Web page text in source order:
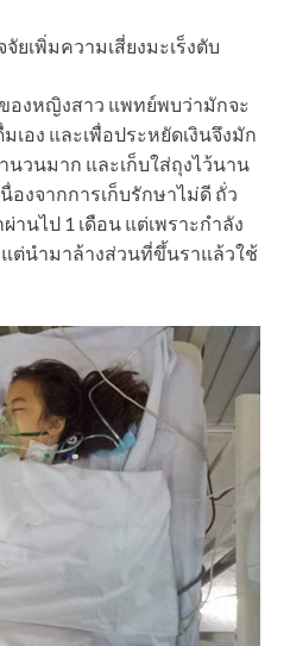
ยเพิ่มความเสี่ยงมะเร็งตับ
องหญิงสาว แพทย์พบว่ามักจะ
อง และเพื่อประหยัดเงินจึงมัก
นวนมาก และเก็บใส่ถุงไว้นาน
องจากการเก็บรักษาไม่ดี ถั่ว
านไป 1 เดือน แต่เพราะกำลัง
ต่นำมาล้างส่วนที่ขึ้นราแล้วใช้